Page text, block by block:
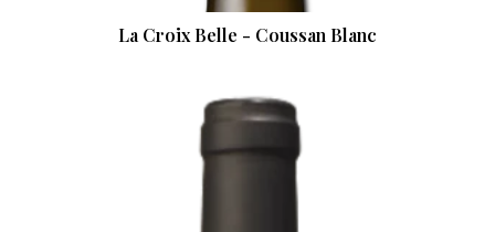
La Croix Belle - Coussan Blanc